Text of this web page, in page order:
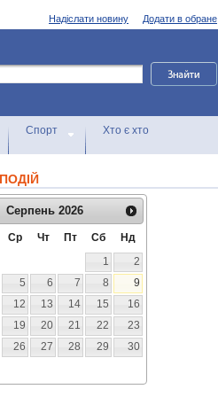
Додати в обране
Надіслати новину
Спорт Хто є хто
Серпень 2026
Ср Чт Пт Сб
Нд
1
2
5 6 7 8
9
12 13 14 15
16
19 20 21 22
23
26 27 28 29
30